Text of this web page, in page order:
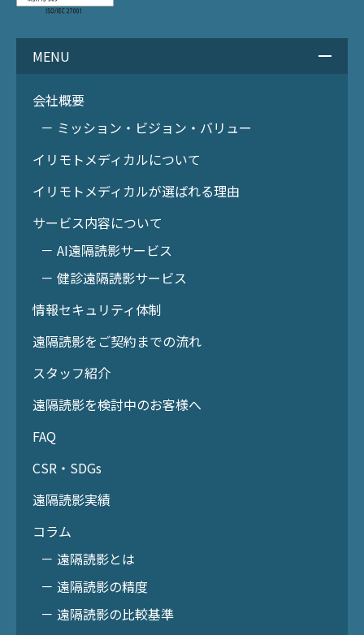
MENU
会社概要
－ ミッション・ビジョン・バリュー
イリモトメディカルについて
イリモトメディカルが選ばれる理由
サービス内容について
－ AI遠隔読影サービス
－ 健診遠隔読影サービス
情報セキュリティ体制
遠隔読影をご契約までの流れ
スタッフ紹介
遠隔読影を検討中のお客様へ
FAQ
CSR・SDGs
遠隔読影実績
コラム
－ 遠隔読影とは
－ 遠隔読影の精度
－ 遠隔読影の比較基準